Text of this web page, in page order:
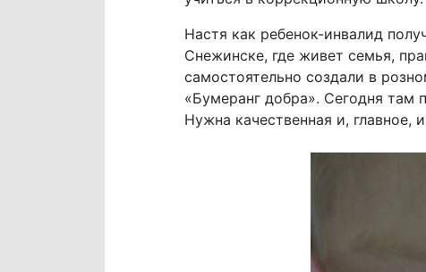
Настя как ребенок-инвалид
Снежинске, где живет семья,
самостоятельно создали в
«Бумеранг добра». Сегодня там
Нужна качественная и, главное,